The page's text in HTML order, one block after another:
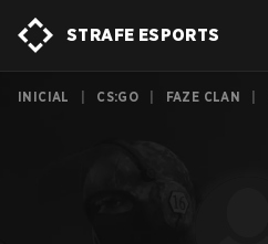
STRAFE ESPORTS
INICIAL CS:GO FAZE CLAN